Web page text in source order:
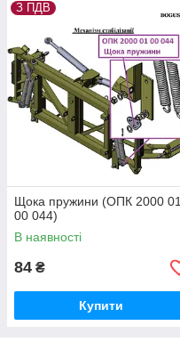
З ПДВ
Щока пружини (ОПК 2000 01
00 044)
В наявності
84 ₴
Купити